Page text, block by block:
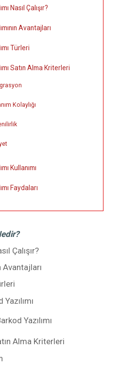
Nasıl Çalışır?
Avantajları
Türleri
Satın Alma Kriterleri
Kolaylığı
Kullanımı
Faydaları
Çalışır?
Avantajları
Yazılımı
Alma Kriterleri